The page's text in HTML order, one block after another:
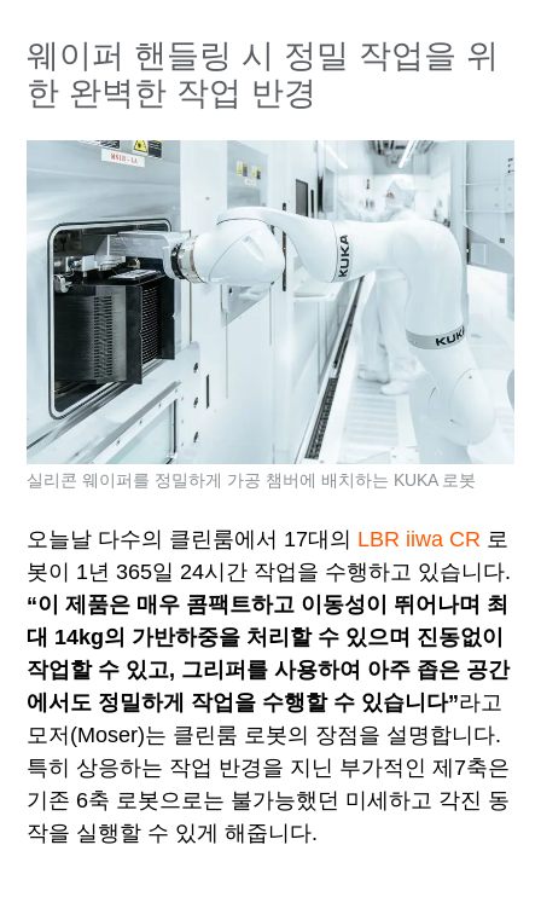
웨이퍼 핸들링 시 정밀 작업을 위
한 완벽한 작업 반경
오늘날 다수의 클린룸에서 17대의 LBR iiwa CR 로
봇이 1년 365일 24시간 작업을 수행하고 있습니다.
“이 제품은 매우 콤팩트하고 이동성이 뛰어나며 최
대 14kg의 가반하중을 처리할 수 ​​있으며 진동없이
작업할 수 있고, 그리퍼를 사용하여 아주 좁은 공간
에서도 정밀하게 작업을 수행할 수 있습니다”라고
모저(Moser)는 클린룸 로봇의 장점을 설명합니다.
특히 상응하는 작업 반경을 지닌 부가적인 제7축은
기존 6축 로봇으로는 불가능했던 미세하고 각진 동
작을 실행할 수 있게 해줍니다.
실리콘 웨이퍼를 정밀하게 가공 챔버에 배치하는 KUKA 로봇